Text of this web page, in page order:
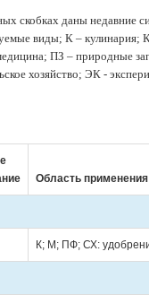
скобках даны
виды; К –
ПЗ – природные
хозяйство; ЭК -
Область применения
К; М; ПФ; СХ: